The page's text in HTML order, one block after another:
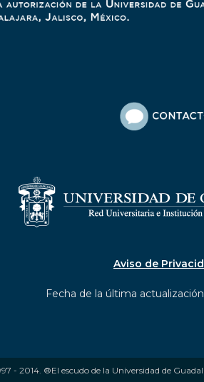
Aviso de
Fecha de la última
- 2014. ®El escudo de la Universidad de